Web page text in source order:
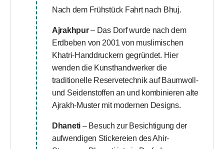
Nach dem Frühstück Fahrt nach Bhuj.
Ajrakhpur– Das Dorf wurde nach dem
Erdbeben von 2001 von muslimischen
Khatri-Handdruckern gegründet. Hier
wenden die Kunsthandwerker die
traditionelle Reservetechnik auf Baumwoll-
und Seidenstoffen an und kombinieren alte
Ajrakh-Muster mit modernen Designs.
Dhaneti – Besuch zur Besichtigung der
aufwendigen Stickereien des Ahir-